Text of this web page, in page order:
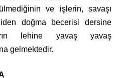
ve işlerin, savaşı
doğma becerisi dersine
lehine yavaş yavaş
gelmektedir.